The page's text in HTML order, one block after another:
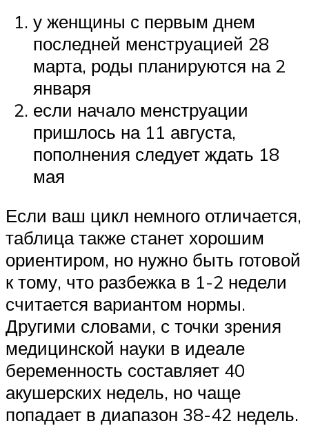
у женщины с первым днем
последней менструацией 28
марта, роды планируются на 2
января
если начало менструации
пришлось на 11 августа,
пополнения следует ждать 18
мая
Если ваш цикл немного отличается,
таблица также станет хорошим
ориентиром, но нужно быть готовой
к тому, что разбежка в 1-2 недели
считается вариантом нормы.
Другими словами, с точки зрения
медицинской науки в идеале
беременность составляет 40
акушерских недель, но чаще
попадает в диапазон 38-42 недель.